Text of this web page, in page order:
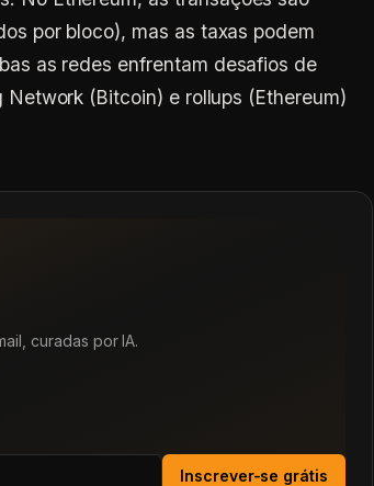
por bloco), mas as taxas podem
as redes enfrentam desafios de
(Bitcoin) e rollups (Ethereum)
curadas por IA.
Inscrever-se grátis